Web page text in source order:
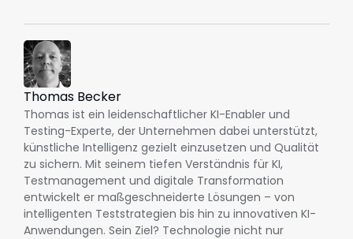
Thomas Becker
Thomas ist ein leidenschaftlicher KI-Enabler und
Testing-Experte, der Unternehmen dabei unterstützt,
künstliche Intelligenz gezielt einzusetzen und Qualität
zu sichern. Mit seinem tiefen Verständnis für KI,
Testmanagement und digitale Transformation
entwickelt er maßgeschneiderte Lösungen – von
intelligenten Teststrategien bis hin zu innovativen KI-
Anwendungen. Sein Ziel? Technologie nicht nur